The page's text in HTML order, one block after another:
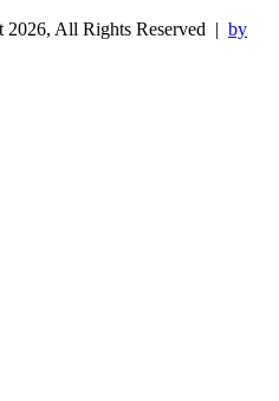
All Rights Reserved | by